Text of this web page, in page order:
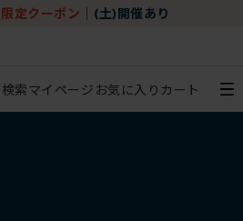
限定クーポン (土)開催あり
検索マイページ お気に入り カート